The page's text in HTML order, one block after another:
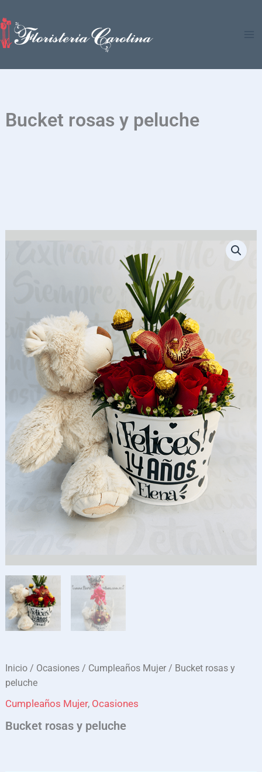
al
contenido
Bucket rosas y peluche
Inicio / Ocasiones / Cumpleaños Mujer / Bucket rosas y
peluche
Cumpleaños Mujer, Ocasiones
Bucket rosas y peluche